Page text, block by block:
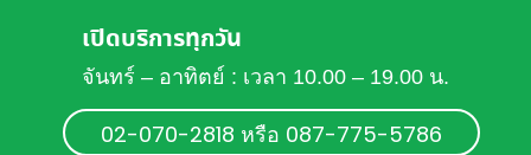
เปิดบริการทุกวัน
จันทร์ – อาทิตย์ : เวลา 10.00 – 19.00 น.
02-070-2818 หรือ 087-775-5786